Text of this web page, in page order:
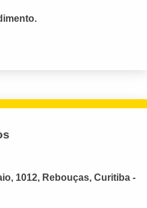
1012, Rebouças, Curitiba -